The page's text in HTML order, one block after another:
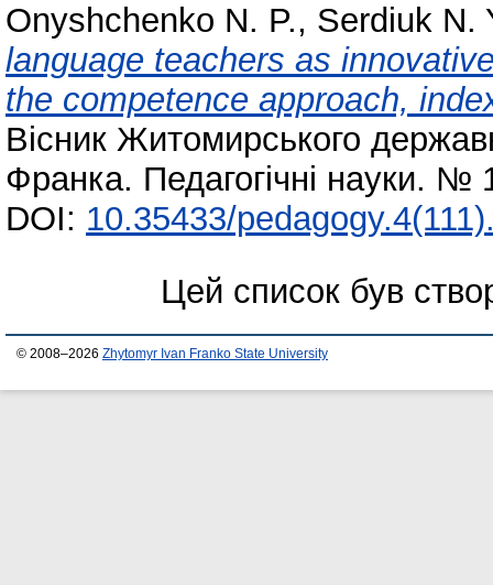
Onyshchenko N. P., Serdiuk N.
language teachers as
the competence approach,
Вісник Житомирського
Франка. Педагогічні науки.
DOI: 10.35433/
Цей список був
© 2008–2026 Zhytomyr Ivan Franko State University